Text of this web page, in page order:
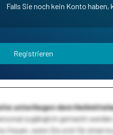
Falls Sie noch kein Konto
Registrieren
unterliegen dem
zugänglich gemacht
freuen, wenn Sie sich für einen